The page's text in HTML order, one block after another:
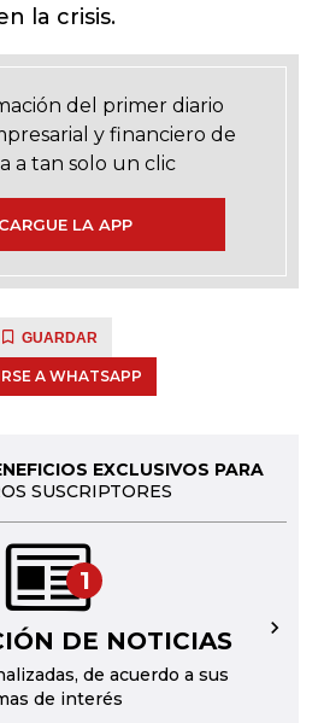
la crisis.
del primer diario
y financiero de
a tan solo un clic
LA APP
GUARDAR
A WHATSAPP
EXCLUSIVOS PARA
SUSCRIPTORES
1
DE NOTICIAS
de acuerdo a sus
de interés
→